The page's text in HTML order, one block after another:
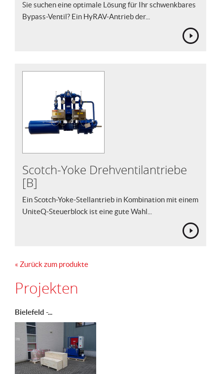
Sie suchen eine optimale Lösung für Ihr schwenkbares
Bypass-Ventil? Ein HyRAV-Antrieb der...
Scotch-Yoke Drehventilantriebe
[B]
Ein Scotch-Yoke-Stellantrieb in Kombination mit einem
UniteQ-Steuerblock ist eine gute Wahl...
« Zurück zum produkte
Projekten
Bielefeld -...